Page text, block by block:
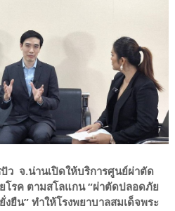
ว จ.น่านเปิดให้บริการศูนย์ผ่าตัด
โรค ตามสโลแกน “ผ่าตัดปลอดภัย
ยืน” ทำให้โรงพยาบาลสมเด็จพระ